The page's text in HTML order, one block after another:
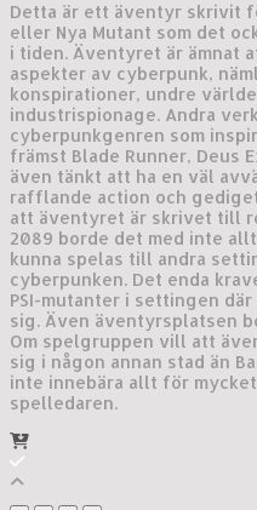
Detta är ett äventyr skrivit
eller Nya Mutant som det
i tiden. Äventyret är ämnat
aspekter av cyberpunk,
konspirationer, undre
industrispionage. Andra
cyberpunkgenren som
främst Blade Runner, Deus
även tänkt att ha en väl
rafflande action och
att äventyret är skrivet till
2089 borde det med inte
kunna spelas till andra
cyberpunken. Det enda
PSI-mutanter i settingen
sig. Även äventyrsplatsen
Om spelgruppen vill att
sig i någon annan stad än
inte innebära allt för
spelledaren.